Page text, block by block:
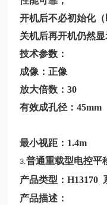
开机后不必初始化
关机后再开机仍然
技术参数：
成像：正像
放大倍数：30
有效成孔径：45mm
最小视距：1.4m
3.普通重载型电控
产品类型：H13170
产品描述：